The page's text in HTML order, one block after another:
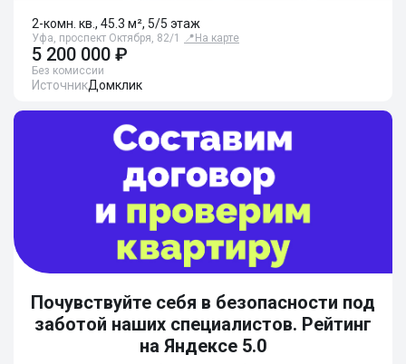
2-комн. кв., 45.3 м², 5/5 этаж
Уфа, проспект Октября, 82/1 📍 На карте
5 200 000 ₽
Без комиссии
ИсточникДомклик
Почувствуйте себя в безопасности под
заботой наших специалистов. Рейтинг
на Яндексе 5.0